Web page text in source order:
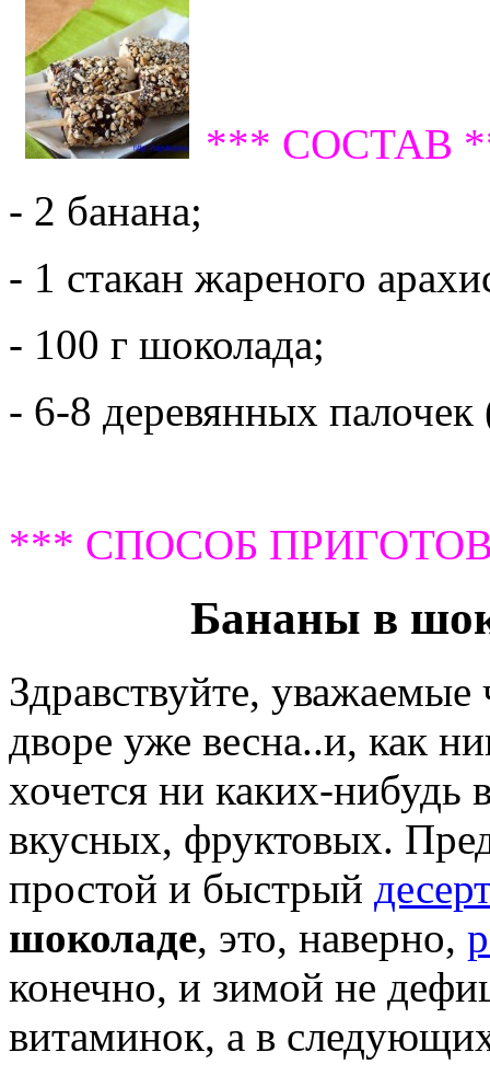
*** СОСТАВ
- 2 банана;
- 1 стакан жареного
- 100 г шоколада;
- 6-8 деревянных
*** СПОСОБ
Бананы в
Здравствуйте, уважаемые
дворе уже весна..и, как
хочется ни каких-
вкусных, фруктовых.
простой и быстрый
шоколаде, это, наверно,
конечно, и зимой не
витаминок, а в